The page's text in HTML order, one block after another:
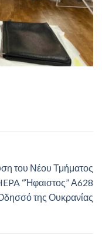
του Νέου Τμήματος
“Ήφαιστος” Α628
της Ουκρανίας